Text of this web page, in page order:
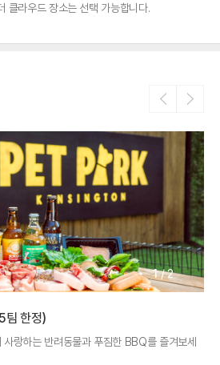
클라우드 장소는 선택 가능합니다.
1/2
한정)
랑하는 반려동물과 푸짐한 BBQ를 즐겨보세